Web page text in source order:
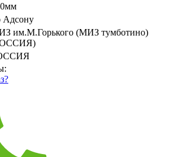
Адсону
им.М.Горького (МИЗ тумботино)